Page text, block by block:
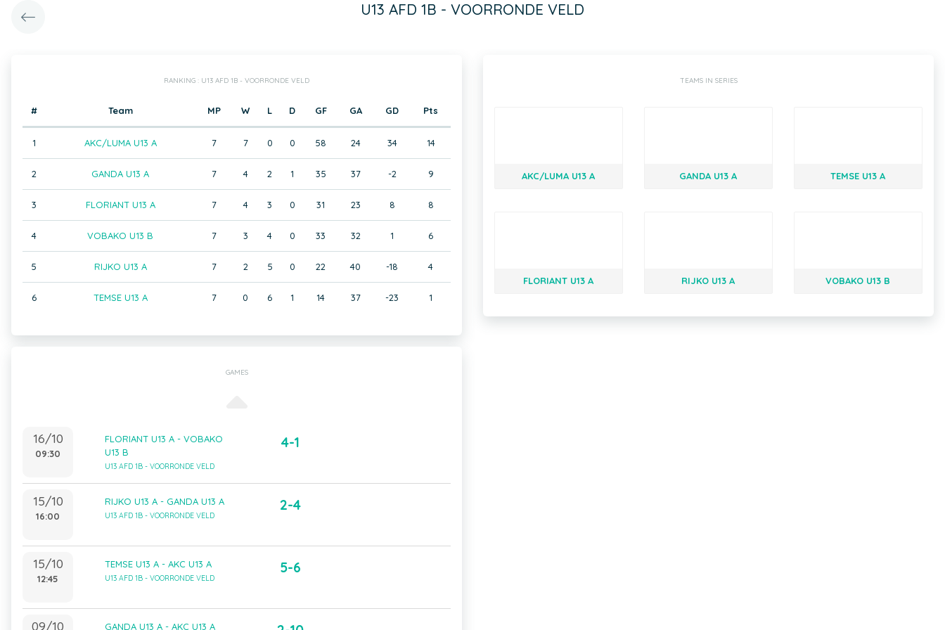
U13 AFD 1B - VOORRONDE VELD
RANKING : U13 AFD 1B - VOORRONDE VELD
# Team MP W L D GF GA GD Pts
1 AKC/LUMA U13 A 7 7 0 0 58 24 34 14
2 GANDA U13 A 7 4 2 1 35 37 -2 9
3 FLORIANT U13 A 7 4 3 0 31 23 8 8
4 VOBAKO U13 B 7 3 4 0 33 32 1 6
5 RIJKO U13 A 7 2 5 0 22 40 -18 4
6 TEMSE U13 A 7 0 6 1 14 37 -23 1
TEAMS IN SERIES
AKC/LUMA U13 A GANDA U13 A TEMSE U13 A
FLORIANT U13 A RIJKO U13 A VOBAKO U13 B
GAMES
16/10
09:30
FLORIANT U13 A - VOBAKO
U13 B
U13 AFD 1B - VOORRONDE VELD
4-1
15/10
16:00
RIJKO U13 A - GANDA U13 A
U13 AFD 1B - VOORRONDE VELD
2-4
15/10
12:45
TEMSE U13 A - AKC U13 A
U13 AFD 1B - VOORRONDE VELD
5-6
09/10 GANDA U13 A - AKC U13 A